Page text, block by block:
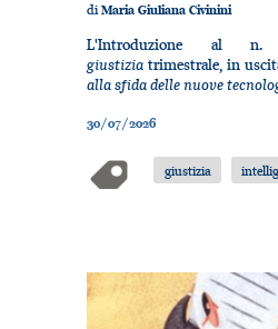
diMaria Giuliana Civinini
L'Introduzione al
giustiziatrimestrale, in
alla sfida delle nuove
30/07/2026
giustizia